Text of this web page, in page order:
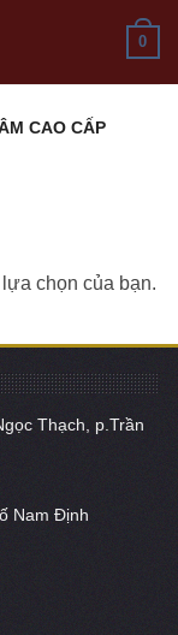
0
CAO CẤP
chọn của bạn.
Thạch, p.Trần
Nam Định